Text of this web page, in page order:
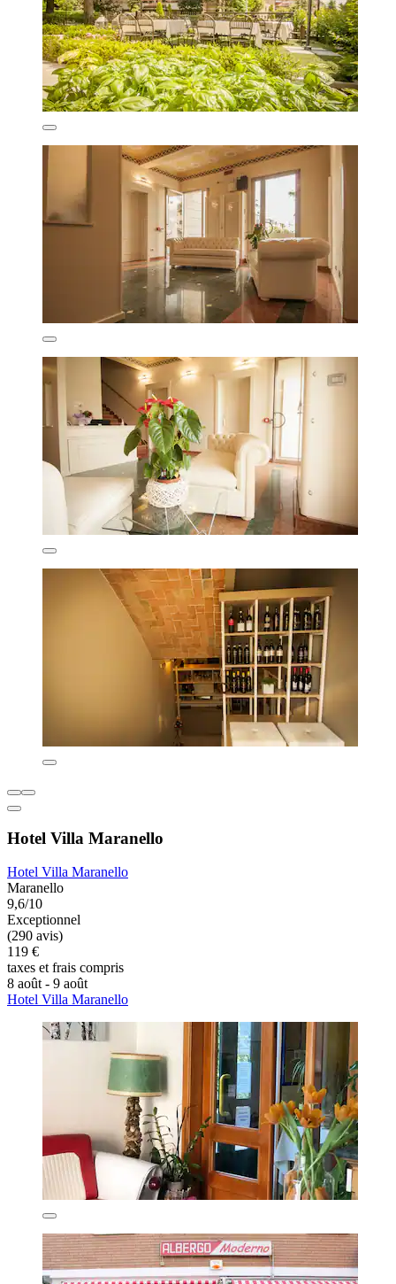
Hotel Villa Maranello
Hotel Villa Maranello
Maranello
9,6/10
Exceptionnel
(290 avis)
119 €
taxes et frais compris
8 août - 9 août
Hotel Villa Maranello